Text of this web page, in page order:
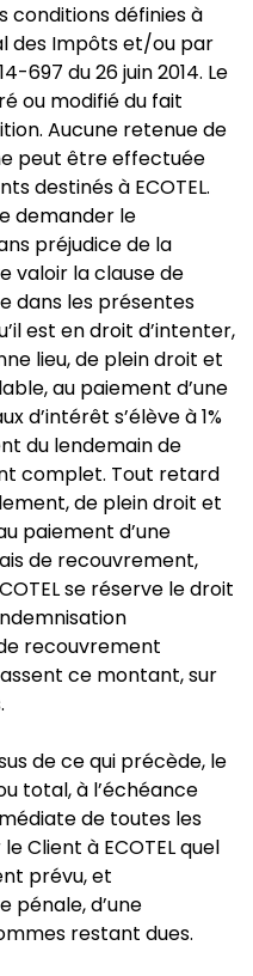
conditions définies à
des Impôts et/ou par
697 du 26 juin 2014. Le
ou modifié du fait
Aucune retenue de
peut être effectuée
destinés à ECOTEL.
demander le
préjudice de la
valoir la clause de
dans les présentes
est en droit d’intenter,
lieu, de plein droit et
au paiement d’une
d’intérêt s’élève à 1%
du lendemain de
complet. Tout retard
de plein droit et
paiement d’une
de recouvrement,
se réserve le droit
recouvrement
ce montant, sur
de ce qui précède, le
total, à l’échéance
de toutes les
Client à ECOTEL quel
prévu, et
pénale, d’une
restant dues.